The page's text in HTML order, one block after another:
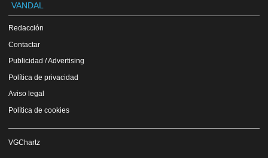
VANDAL
Redacción
Contactar
Publicidad / Advertising
Política de privacidad
Aviso legal
Política de cookies
VGChartz